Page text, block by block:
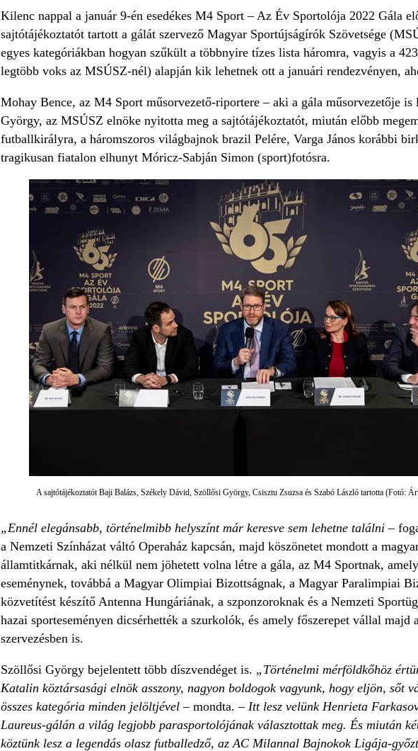
Kilenc nappal a január 9-én esedékes M4 Sport – Az Év Sportolója 2022 Gála
sajtótájékoztatót tartott a gálát szervező Magyar Sportújságírók Szövetsége
egyes kategóriákban hogyan szűkült a többnyire tízes lista háromra, vagyis a
legtöbb voks az MSÚSZ-nél) alapján kik lehetnek ott a januári rendezvényen,
Mohay Bence, az M4 Sport műsorvezető-riportere – aki a gála műsorvezetője
György, az MSÚSZ elnöke nyitotta meg a sajtótájékoztatót, miután előbb
futballkirályra, a háromszoros világbajnok brazil Pelére, Varga János korábbi
tragikusan fiatalon elhunyt Móricz-Sabján Simon (sport)fotósra.
A sajtótájékoztatót Baji Balázs, Székely Dávid, Szöllősi György, Csisztu Zsuzsa és Szabó László tartotta (Fotó:
„Ennél elegánsabb, történelmibb helyszínt már keresve sem lehetne találni–
a Nemzeti Színházat váltó Operaház kapcsán, majd köszönetet mondott a
államtitkárnak, aki nélkül nem jöhetett volna létre a gála, az M4 Sportnak,
eseménynek, továbbá a Magyar Olimpiai Bizottságnak, a Magyar Paralimpiai
közvetítést készítő Antenna Hungáriának, a szponzoroknak és a Nemzeti
hazai sporteseményen dicsérhették a szurkolók, és amely főszerepet vállal
szervezésben is.
Szöllősi György bejelentett több díszvendéget is. „Történelmi mérföldkőhöz
Katalin köztársasági elnök asszony, nagyon boldogok vagyunk, hogy eljön,
összes kategória minden jelöltjével– mondta.– Itt lesz velünk Henrieta
Laureus-gálán a világ legjobb parasportolójának választottak meg. És miután
köztünk lesz a legendás olasz futballedző, az AC Milannal Bajnokok Ligája-